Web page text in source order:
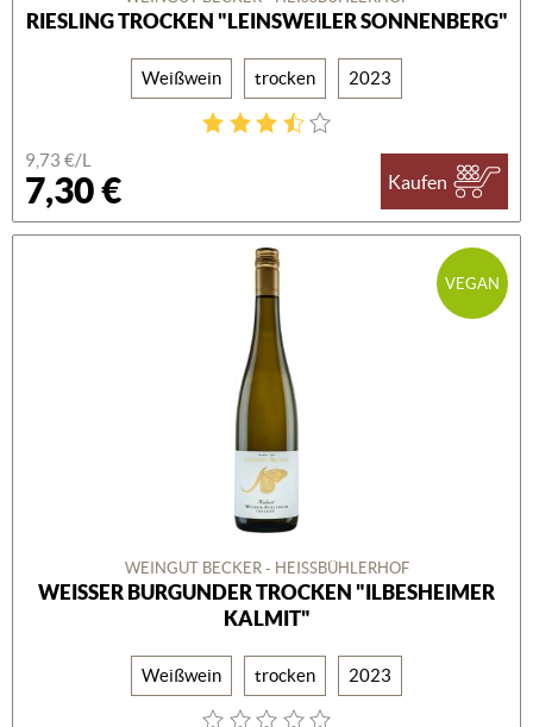
RIESLING TROCKEN "LEINSWEILER SONNENBERG"
Weißwein trocken 2023
9,73 €/L
7,30 € Kaufen
VEGAN
WEINGUT BECKER - HEISSBÜHLERHOF
WEISSER BURGUNDER TROCKEN "ILBESHEIMER
KALMIT"
Weißwein trocken 2023